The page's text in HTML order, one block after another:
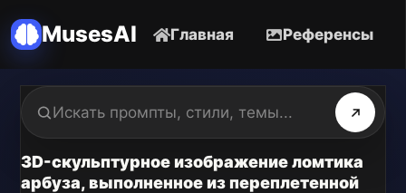
MusesAI Главная Референсы
3D-скульптурное изображение ломтика
арбуза, выполненное из переплетенной